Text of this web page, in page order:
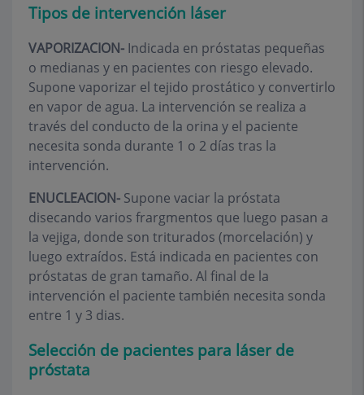
Tipos de intervención láser
VAPORIZACION- Indicada en próstatas pequeñas
o medianas y en pacientes con riesgo elevado.
Supone vaporizar el tejido prostático y convertirlo
en vapor de agua. La intervención se realiza a
través del conducto de la orina y el paciente
necesita sonda durante 1 o 2 días tras la
intervención.
ENUCLEACION- Supone vaciar la próstata
disecando varios frargmentos que luego pasan a
la vejiga, donde son triturados (morcelación) y
luego extraídos. Está indicada en pacientes con
próstatas de gran tamaño. Al final de la
intervención el paciente también necesita sonda
entre 1 y 3 dias.
Selección de pacientes para láser de
próstata